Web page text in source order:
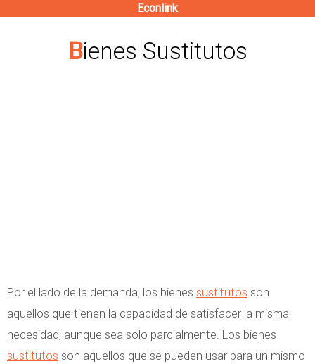
contenido
Econlink
Bienes Sustitutos
Por el lado de la demanda, los bienes sustitutos son
aquellos que tienen la capacidad de satisfacer la misma
necesidad, aunque sea solo parcialmente. Los bienes
sustitutos son aquellos que se pueden usar para un mismo